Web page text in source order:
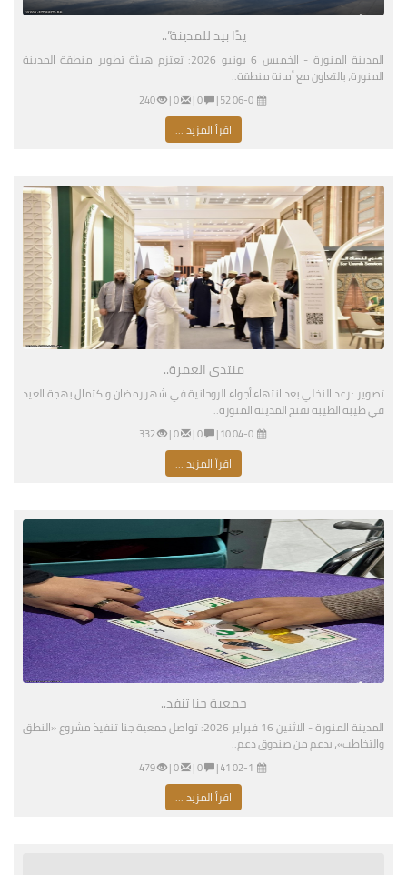
يدًا بيد للمدينة”..
المدينة المنورة - الخميس 6 يونيو 2026: تعتزم هيئة تطوير منطقة المدينة
المنورة، بالتعاون مع أمانة منطقة..
06-04-2026 04:52 مساءً |
0 |
0 |
240
اقرأ المزيد ...
منتدى العمرة..
تصوير : رعد النخلي بعد انتهاء أجواء الروحانية في شهر رمضان واكتمال بهجة العيد
في طيبة الطيبة تفتح المدينة المنورة..
04-02-2026 07:10 مساءً |
0 |
0 |
332
اقرأ المزيد ...
جمعية جنا تنفذ..
المدينة المنورة - الاثنين 16 فبراير 2026: تواصل جمعية جنا تنفيذ مشروع «النطق
والتخاطب»، بدعم من صندوق دعم..
02-16-2026 04:41 مساءً |
0 |
0 |
479
اقرأ المزيد ...